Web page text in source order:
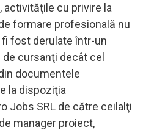
activităţile cu privire la
formare profesională nu
fost derulate într-un
cursanţi decât cel
documentele
la dispoziţia
Jobs SRL de către ceilalţi
manager proiect,